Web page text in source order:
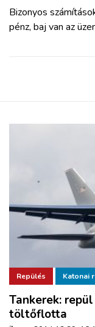
Bizonyos
pénz, baj van az
Repülés Katonai
Tankerek:
töltőflotta